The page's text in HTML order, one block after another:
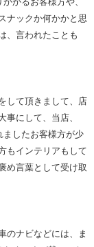
ナックか何かかと思
、言われたことも
して頂きまして、店
にして、当店、
したお客様方が少
もインテリアもして
め言葉として受け取
のナビなどには、ま